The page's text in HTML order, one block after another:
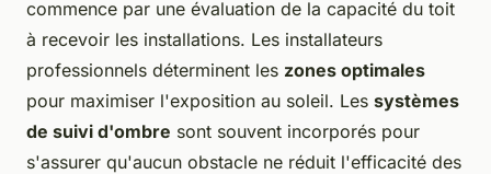
commence par une évaluation de la capacité du toit
à recevoir les installations. Les installateurs
professionnels déterminent les zones optimales
pour maximiser l'exposition au soleil. Les systèmes
de suivi d'ombre sont souvent incorporés pour
s'assurer qu'aucun obstacle ne réduit l'efficacité des